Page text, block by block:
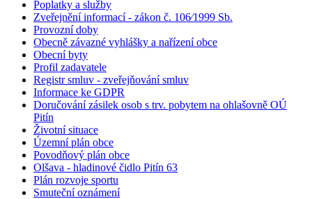
Poplatky a služby
Zveřejnění informací - zákon č. 106⁄1999 Sb.
Provozní doby
Obecně závazné vyhlášky a nařízení obce
Obecní byty
Profil zadavatele
Registr smluv - zveřejňování smluv
Informace ke GDPR
Doručování zásilek osob s trv. pobytem na ohlašovně OÚ
Pitín
Životní situace
Územní plán obce
Povodňový plán obce
Olšava - hladinové čidlo Pitín 63
Plán rozvoje sportu
Smuteční oznámení